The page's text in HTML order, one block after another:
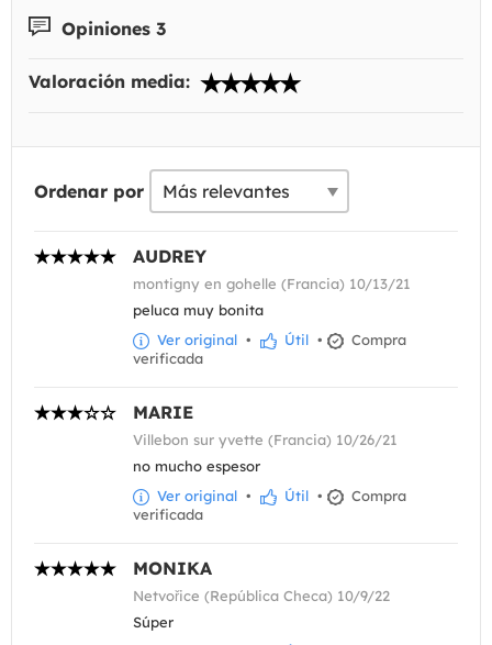
Opiniones 3
Valoración media:
Ordenar por
AUDREY
montigny en gohelle (Francia) 10/13/21
peluca muy bonita
Ver original • Útil •
Compra
verificada
MARIE
Villebon sur yvette (Francia) 10/26/21
no mucho espesor
Ver original • Útil •
Compra
verificada
MONIKA
Netvořice (República Checa) 10/9/22
Súper